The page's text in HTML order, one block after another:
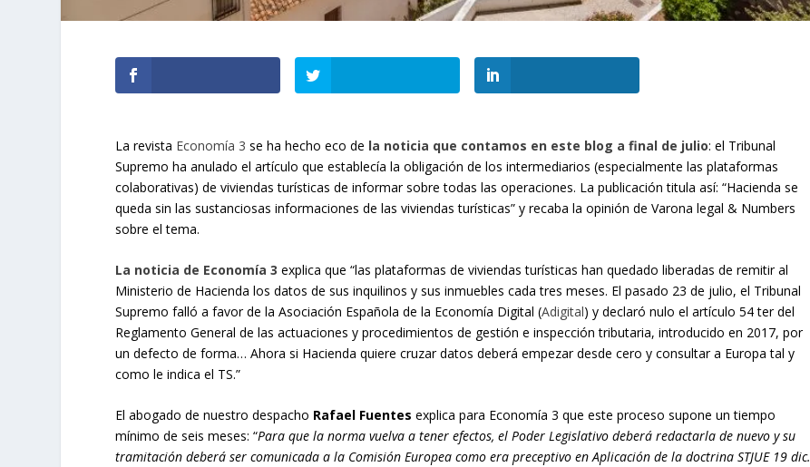
La revista Economía 3 se ha hecho eco de la noticia que contamos en este blog a final de julio: el Tribunal
Supremo ha anulado el artículo que establecía la obligación de los intermediarios (especialmente las plataformas
colaborativas) de viviendas turísticas de informar sobre todas las operaciones. La publicación titula así: “Hacienda se
queda sin las sustanciosas informaciones de las viviendas turísticas” y recaba la opinión de Varona legal & Numbers
sobre el tema.
La noticia de Economía 3 explica que “las plataformas de viviendas turísticas han quedado liberadas de remitir al
Ministerio de Hacienda los datos de sus inquilinos y sus inmuebles cada tres meses. El pasado 23 de julio, el Tribunal
Supremo falló a favor de la Asociación Española de la Economía Digital (Adigital) y declaró nulo el artículo 54 ter del
Reglamento General de las actuaciones y procedimientos de gestión e inspección tributaria, introducido en 2017, por
un defecto de forma… Ahora si Hacienda quiere cruzar datos deberá empezar desde cero y consultar a Europa tal y
como le indica el TS.”
El abogado de nuestro despacho Rafael Fuentes explica para Economía 3 que este proceso supone un tiempo
mínimo de seis meses: “Para que la norma vuelva a tener efectos, el Poder Legislativo deberá redactarla de nuevo y su
tramitación deberá ser comunicada a la Comisión Europea como era preceptivo en Aplicación de la doctrina STJUE 19 dic.